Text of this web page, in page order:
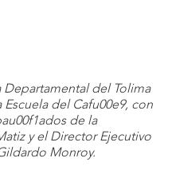
del Tolima
del Cafu00e9, con
de la
y el Director Ejecutivo
Monroy.